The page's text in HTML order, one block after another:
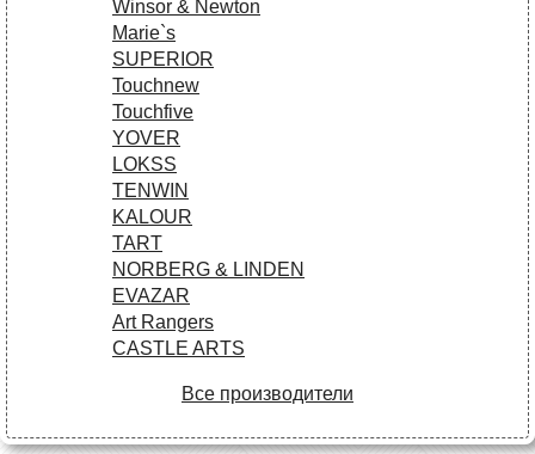
Winsor & Newton
Marie`s
SUPERIOR
Touchnew
Touchfive
YOVER
LOKSS
TENWIN
KALOUR
TART
NORBERG & LINDEN
EVAZAR
Art Rangers
CASTLE ARTS
Все производители